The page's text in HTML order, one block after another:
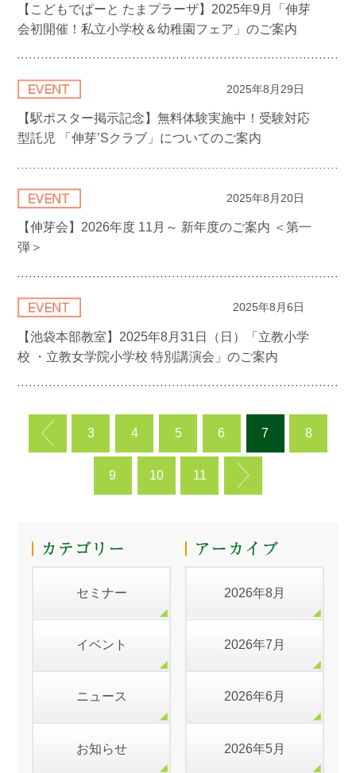
【こどもでぱーと たまプラーザ】2025年9月「伸芽
会初開催！私立小学校＆幼稚園フェア」のご案内
2025年8月29日
【駅ポスター掲示記念】無料体験実施中！受験対応
型託児 「伸芽’Sクラブ」についてのご案内
2025年8月20日
【伸芽会】2026年度 11月～ 新年度のご案内 ＜第一
弾＞
2025年8月6日
【池袋本部教室】2025年8月31日（日）「立教小学
校 ・立教女学院小学校 特別講演会」のご案内
3 4 5 6 7 8
9 10 11
セミナー
イベント
ニュース
お知らせ
2026年8月
2026年7月
2026年6月
2026年5月